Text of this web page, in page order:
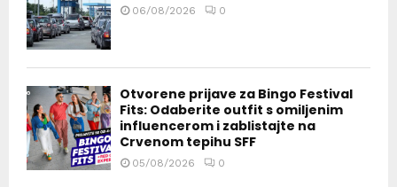
06/08/2026 0
Otvorene prijave za Bingo Festival
Fits: Odaberite outfit s omiljenim
influencerom i zablistajte na
Crvenom tepihu SFF
05/08/2026 0